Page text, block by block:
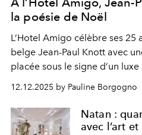
la poésie de Noël
L’Hotel Amigo célèbre ses 25
belge Jean-Paul Knott avec
placée sous le signe d’un
12.12.2025 by Pauline Borgogno
Natan :
avec l’art